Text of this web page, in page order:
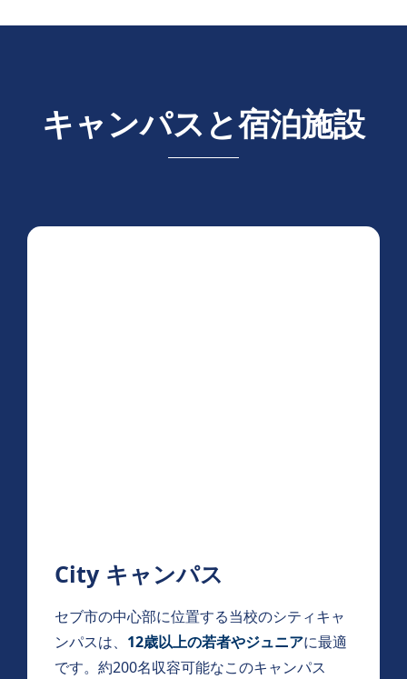
キャンパスと宿泊施設
City キャンパス
セブ市の中心部に位置する当校のシティキャ
ンパスは、 12歳以上の若者やジュニアに最適
です。約200名収容可能なこのキャンパス